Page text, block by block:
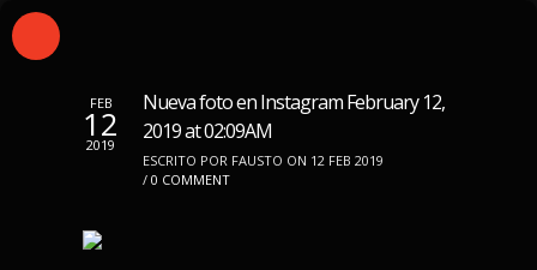
FEB
12
2019
Nueva foto en Instagram February 12,
2019 at 02:09AM
ESCRITO POR FAUSTO ON 12 FEB 2019
/ 0 COMMENT